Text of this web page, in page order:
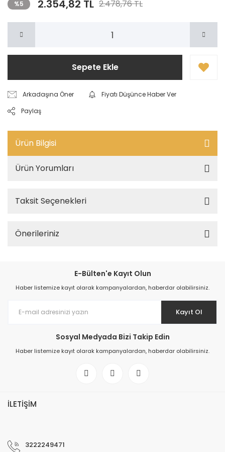
%5 2.354,82 TL 2.478,76 TL
Sepete Ekle
Arkadaşına Öner
Fiyatı Düşünce Haber Ver
Paylaş
Ürün Bilgisi
Ürün Yorumları
Taksit Seçenekleri
Önerileriniz
E-Bülten'e Kayıt Olun
Haber listemize kayıt olarak kampanyalardan, haberdar olabilirsiniz.
Kayıt Ol
Sosyal Medyada Bizi Takip Edin
Haber listemize kayıt olarak kampanyalardan, haberdar olabilirsiniz.
İLETİŞİM
3222249471